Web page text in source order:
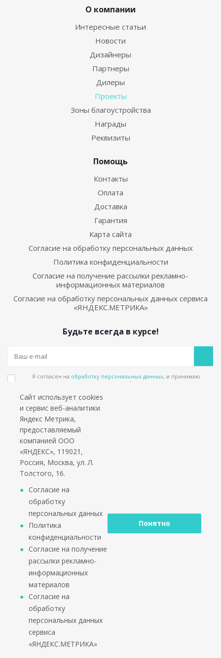
О компании
Интересные статьи
Новости
Дизайнеры
Партнеры
Дилеры
Проекты
Зоны благоустройства
Награды
Реквизиты
Помощь
Контакты
Оплата
Доставка
Гарантия
Карта сайта
Согласие на обработку персональных данных
Политика конфиденциальности
Согласие на получение рассылки рекламно-
информационных материалов
Согласие на обработку персональных данных сервиса
«ЯНДЕКС.МЕТРИКА»
Будьте всегда в курсе!
Я согласен на обработку персональных данных, и принимаю
политике конфиденциальности
Подпишитесь на еженедельный новостной бюллетень и получайте наши
лучшие материалы каждую пятницу!
Социальные сети
*работаем только с юридическими лицами и ИП
2002 - 2026 © PuntoGroup - производитель городской
мебели.
Производитель имеет право вносить изменения в
техническую документацию с минимальными
изменениями во внешнем виде продукта.
ООО «Алюдеко-К» ИНН 4401028410 ОГРН
Сайт использует cookies
и сервис веб-аналитики
Яндекс Метрика,
предоставляемый
компанией ООО
«ЯНДЕКС», 119021,
Россия, Москва, ул. Л.
Толстого, 16.
Согласие на
обработку
персональных данных
Политика
конфиденциальности
Согласие на получение
рассылки рекламно-
информационных
материалов
Согласие на
обработку
персональных данных
сервиса
«ЯНДЕКС.МЕТРИКА»
Понятно